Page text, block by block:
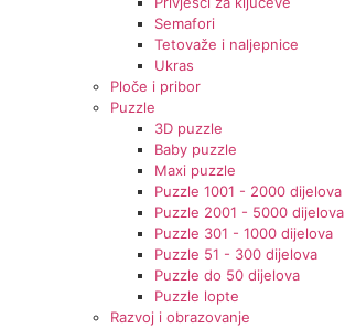
Semafori
Tetovaže i naljepnice
Ukras
Ploče i pribor
Puzzle
3D puzzle
Baby puzzle
Maxi puzzle
Puzzle 1001 - 2000 dijelova
Puzzle 2001 - 5000 dijelova
Puzzle 301 - 1000 dijelova
Puzzle 51 - 300 dijelova
Puzzle do 50 dijelova
Puzzle lopte
Razvoj i obrazovanje